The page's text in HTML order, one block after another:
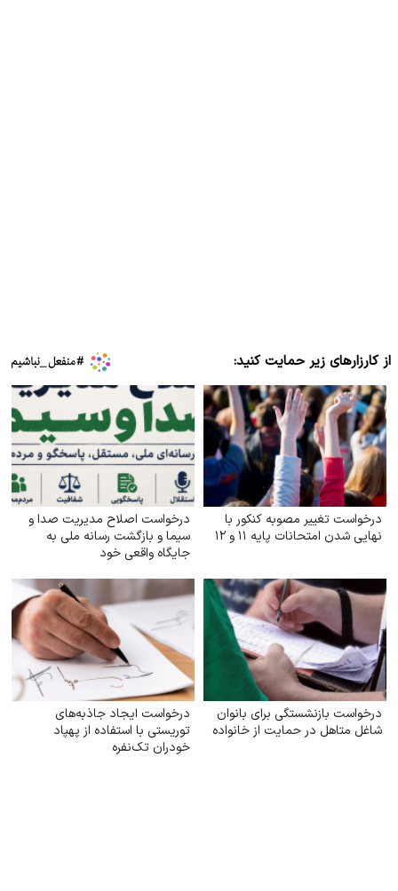
از کارزارهای زیر حمایت کنید:
درخواست تغییر مصوبه کنکور با
نهایی شدن امتحانات پایه ۱۱ و ۱۲
درخواست اصلاح مدیریت صدا و
سیما و بازگشت رسانه ملی به
جایگاه واقعی خود
درخواست بازنشستگی برای بانوان
شاغل متاهل در حمایت از خانواده
درخواست ایجاد جاذبه‌های
توریستی با استفاده از پهپاد
خودران تک‌نفره